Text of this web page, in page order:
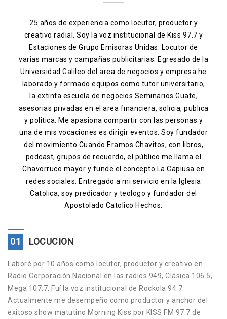
Anunciarse conmigo
Contacto
25 años de experiencia como locutor, productor y
creativo radial. Soy la voz institucional de Kiss 97.7 y
Estaciones de Grupo Emisoras Unidas. Locutor de
varias marcas y campañas publicitarias. Egresado de la
Universidad Galileo del area de negocios y empresa he
laborado y formado equipos como tutor universitario,
la extinta escuela de negocios Seminarios Guate,
asesorias privadas en el area financiera, solicia, publica
y politica. Me apasiona compartir con las personas y
una de mis vocaciones es dirigir eventos. Soy fundador
del movimiento Cuando Eramos Chavitos, con libros,
podcast, grupos de recuerdo, el público me llama el
Chavorruco mayor y funde el concepto La Capiusa en
redes sociales. Entregado a mi servicio en la Iglesia
Catolica, soy predicador y teologo y fundador del
Apostolado Catolico Hechos.
01 LOCUCION
Laboré por 10 años como locutor, productor y creativo en
Radio Corporación Nacional en las radios 949, Clásica 106.5,
Mega 107.7. Fuí la voz institucional de Rockola 94.7.
Actualmente me desempeño como productor y anchor del
exitoso show matutino Morning Kiss por KISS FM 97.7 de